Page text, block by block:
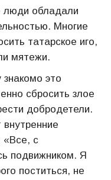
люди обладали
Многие
татарское иго,
мятежи.
это
сбросить злое
добродетели.
«Все, с
подвижником. Я
поститься, не